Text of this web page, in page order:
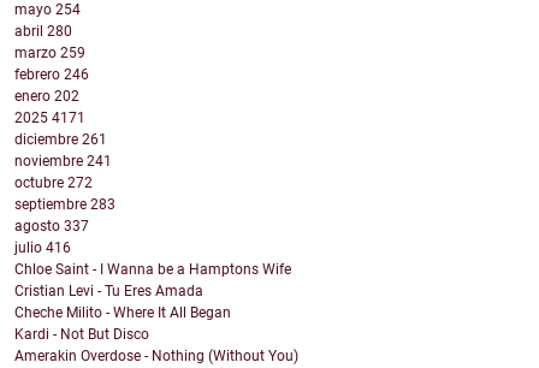
mayo 254
abril 280
marzo 259
febrero 246
enero 202
2025 4171
diciembre 261
noviembre 241
octubre 272
septiembre 283
agosto 337
julio 416
Chloe Saint - I Wanna be a Hamptons Wife
Cristian Levi - Tu Eres Amada
Cheche Milito - Where It All Began
Kardi - Not But Disco
Amerakin Overdose - Nothing (Without You)